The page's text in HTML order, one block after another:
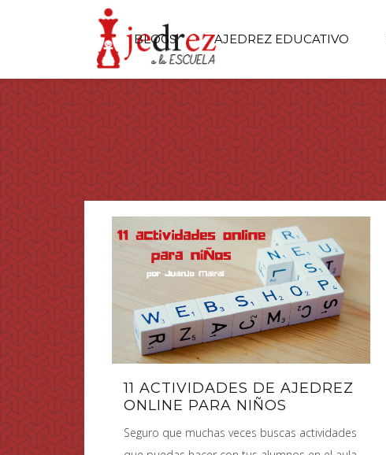
BLOGS AJEDREZ EDUCATIVO
11 ACTIVIDADES DE AJEDREZ
ONLINE PARA NIÑOS
Seguro que muchas veces buscas actividades